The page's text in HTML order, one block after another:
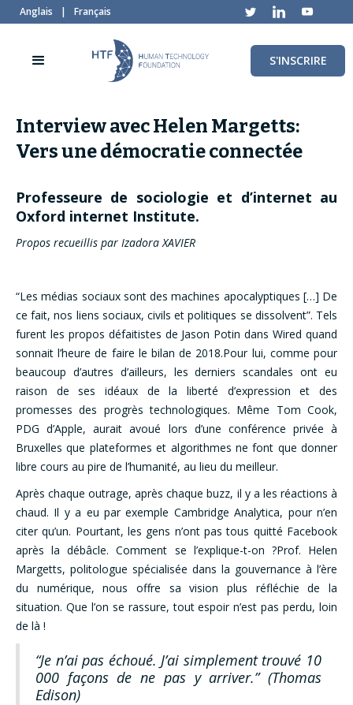
Anglais | Français
S'INSCRIRE
Interview avec Helen Margetts:
Vers une démocratie connectée
Professeure de sociologie et d’internet au
Oxford internet Institute.
Propos recueillis par Izadora XAVIER
“Les médias sociaux sont des machines apocalyptiques […] De
ce fait, nos liens sociaux, civils et politiques se dissolvent”. Tels
furent les propos défaitistes de Jason Potin dans Wired quand
sonnait l’heure de faire le bilan de 2018.Pour lui, comme pour
beaucoup d’autres d’ailleurs, les derniers scandales ont eu
raison de ses idéaux de la liberté d’expression et des
promesses des progrès technologiques. Même Tom Cook,
PDG d’Apple, aurait avoué lors d’une conférence privée à
Bruxelles que plateformes et algorithmes ne font que donner
libre cours au pire de l’humanité, au lieu du meilleur.
Après chaque outrage, après chaque buzz, il y a les réactions à
chaud. Il y a eu par exemple Cambridge Analytica, pour n’en
citer qu’un. Pourtant, les gens n’ont pas tous quitté Facebook
après la débâcle. Comment se l’explique-t-on ?Prof. Helen
Margetts, politologue spécialisée dans la gouvernance à l’ère
du numérique, nous offre sa vision plus réfléchie de la
situation. Que l’on se rassure, tout espoir n’est pas perdu, loin
de là !
“Je n’ai pas échoué. J’ai simplement trouvé 10
000 façons de ne pas y arriver.” (Thomas
Edison)